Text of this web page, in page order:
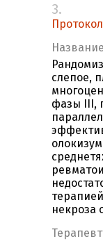
3.
слепое,
фазы III,
некроза